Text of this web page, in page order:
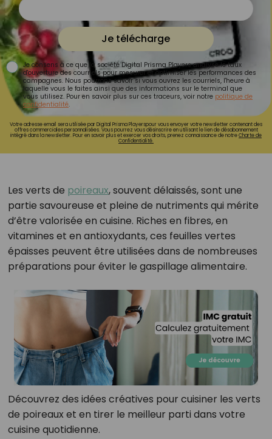
Je télécharge
Je consens à ce que la société Digital Prisma Players analyse le taux
d'ouverture des courriels pour mesurer et optimiser les performances des
campagnes. Nous pourrons savoir si vous ouvrez les courriels, l'heure à
laquelle vous le faites ainsi que des informations sur le terminal que
vous utilisez. Pour en savoir plus sur ces traceurs, voir notre politique de
confidentialité.
Votre adresse email sera utilisée par Digital Prisma Playerspour vous envoyer votre newsletter contenant des
offres commerciales personnalisées. Vous pourrez vous désinscrire en utilisant le lien de désabonnement
intégré dans la newsletter. Pour en savoir plus et exercer vos droits, prenez connaissance de notreCharte de
Confidentialité.
Les verts de poireaux, souvent délaissés, sont une
partie savoureuse et pleine de nutriments qui mérite
d’être valorisée en cuisine. Riches en fibres, en
vitamines et en antioxydants, ces feuilles vertes
épaisses peuvent être utilisées dans de nombreuses
préparations pour éviter le gaspillage alimentaire.
Découvrez des idées créatives pour cuisiner les verts
de poireaux et en tirer le meilleur parti dans votre
cuisine quotidienne.